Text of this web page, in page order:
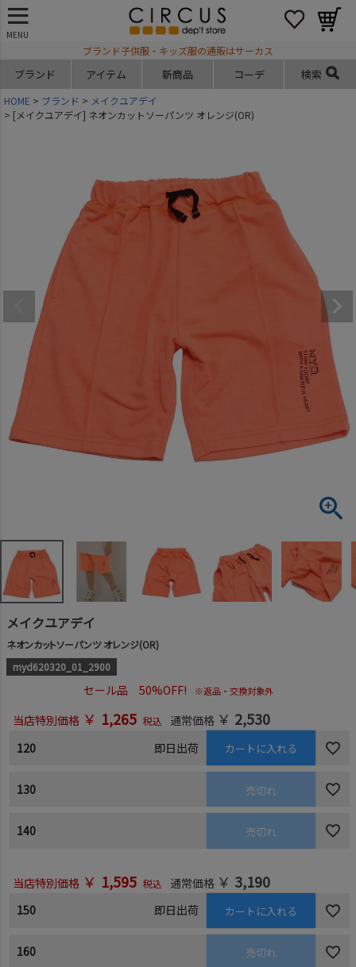
MENU
ブランド子供服・キッズ服の通販はサーカス
ブランド アイテム 新商品 コーデ 検索
HOME ブランド
メイクユアデイ
[メイクユアデイ] ネオンカットソーパンツ オレンジ(OR)
メイクユアデイ
ネオンカットソーパンツ オレンジ(OR)
myd620320_01_2900
セール品 50%OFF! ※返品・交換対象外
当店特別価格 ￥ 1,265 税込 通常価格 ￥ 2,530
120 即日出荷 カートに入れる
130 売切れ
140 売切れ
当店特別価格 ￥ 1,595 税込 通常価格 ￥ 3,190
150 即日出荷 カートに入れる
160 売切れ